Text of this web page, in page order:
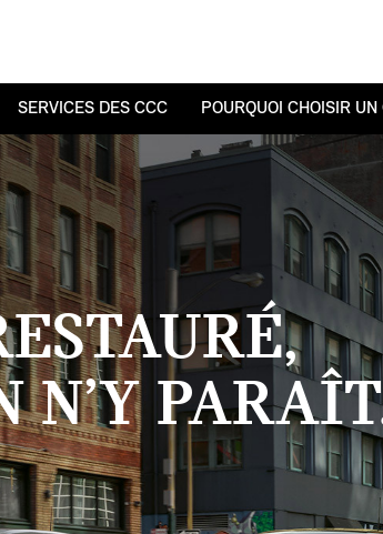
SERVICES DES CCC POURQUOI CHOISIR
N’Y